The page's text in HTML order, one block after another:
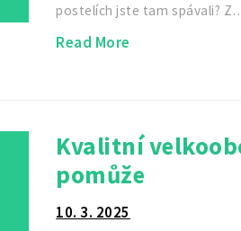
postelích jste tam spávali?
Read More
Kvalitní
pomůže
10. 3. 2025